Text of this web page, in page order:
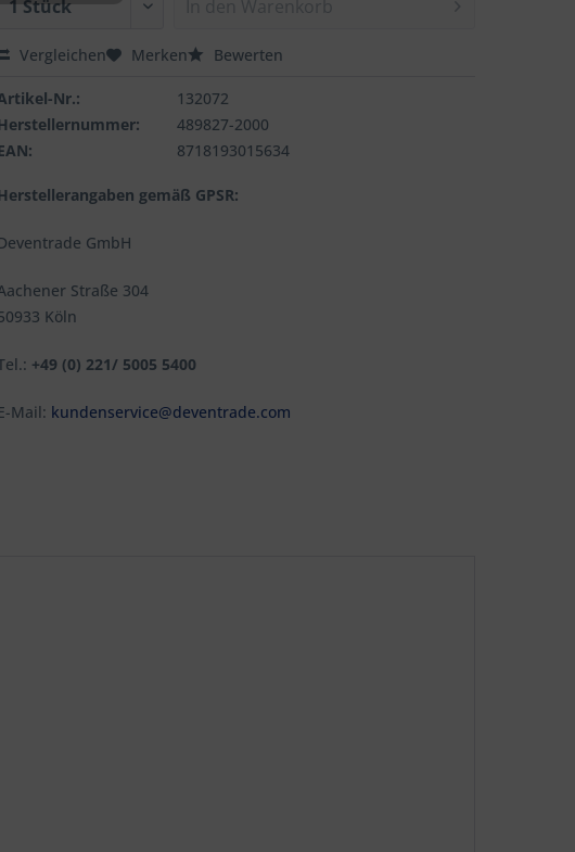
Vergleichen Merken Bewerten
Nr.:
132072
489827-2000
8718193015634
gemäß GPSR:
GmbH
Straße 304
Köln
+49 (0) 221/ 5005 5400
Mail: kundenservice@deventrade.com